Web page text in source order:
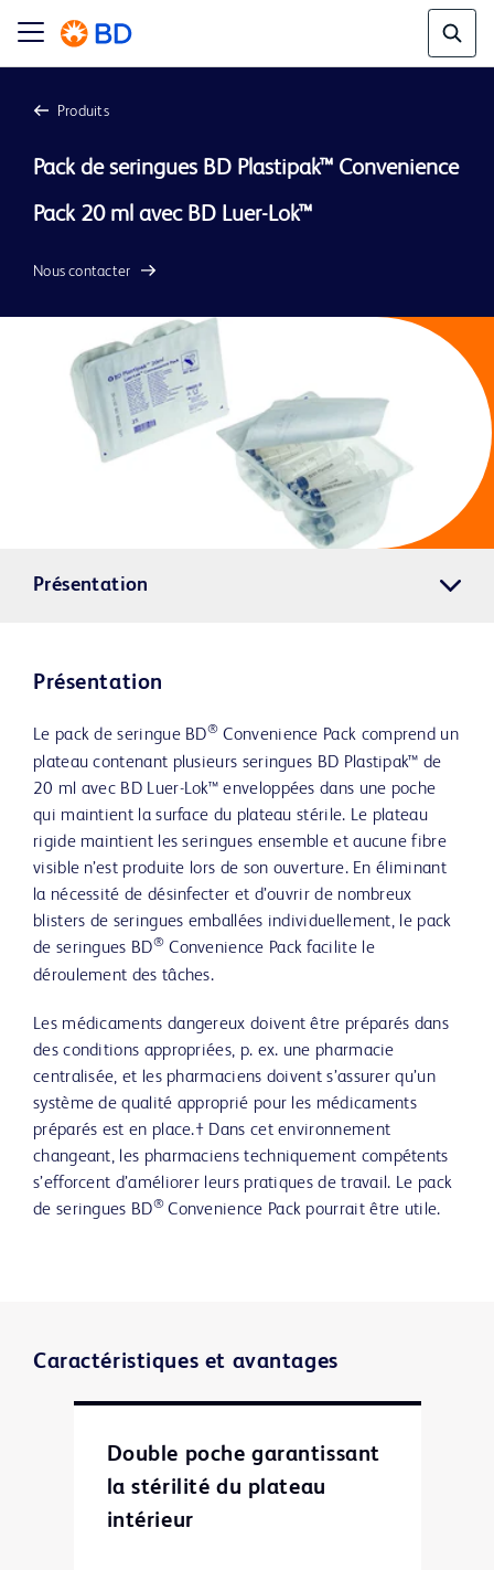
Produits
Pack de seringues BD Plastipak™ Convenience
Nous contacter
Présentation
Présentation
Le pack de seringue BD® Convenience Pack comprend un
plateau contenant plusieurs seringues BD Plastipak™ de
20 ml avec BD Luer-Lok™ enveloppées dans une poche
qui maintient la surface du plateau stérile. Le plateau
rigide maintient les seringues ensemble et aucune fibre
visible n’est produite lors de son ouverture. En éliminant
la nécessité de désinfecter et d’ouvrir de nombreux
blisters de seringues emballées individuellement, le pack
de seringues BD®Convenience Pack facilite le
déroulement des tâches.
Les médicaments dangereux doivent être préparés dans
des conditions appropriées, p. ex. une pharmacie
centralisée, et les pharmaciens doivent s’assurer qu’un
système de qualité approprié pour les médicaments
préparés est en place.† Dans cet environnement
changeant, les pharmaciens techniquement compétents
s’efforcent d’améliorer leurs pratiques de travail. Le pack
de seringues BD®Convenience Pack pourrait être utile.
Caractéristiques et avantages
Double poche garantissant
la stérilité du plateau
intérieur